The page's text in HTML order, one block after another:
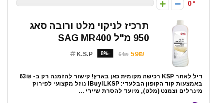
0
תרכיז לניקוי מלט ורובה סאג
950 מ"ל SAG MR400
59₪
64₪
-8%
K.S.P
דיל לאתר KSP רכישה מקומית כאן בארץ! קישור להזמנה רק ב- 63₪
באמצעות קוד הקופון הבלעדי: iBuyILKSP נוזל מקצועי לפירוק
מינרלים וצמנט (מלט), מיועד להסרת שיירי ...